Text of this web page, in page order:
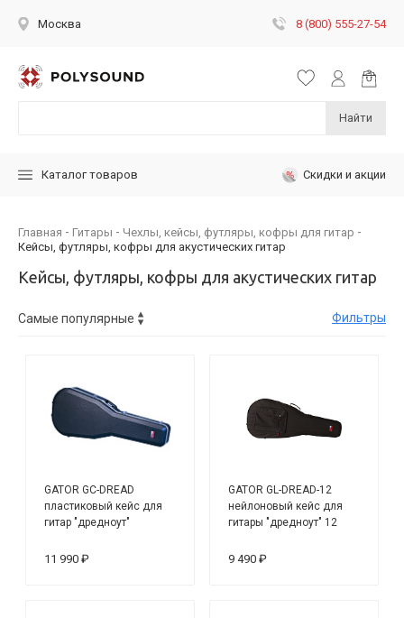
Москва 8 (800) 555-27-54
Найти
Каталог товаров Скидки и акции
Главная Гитары
Чехлы, кейсы, футляры, кофры для гитар
Кейсы, футляры, кофры для акустических гитар
Кейсы, футляры, кофры для акустических гитар
Фильтры
GATOR GC-DREAD
пластиковый кейс для
гитар "дредноут"
11 990 ₽
GATOR GL-DREAD-12
нейлоновый кейс для
гитары "дредноут" 12
9 490 ₽